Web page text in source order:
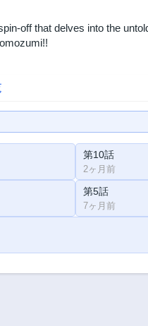
off that delves into the
第10話
2ヶ月前
第5話
7ヶ月前